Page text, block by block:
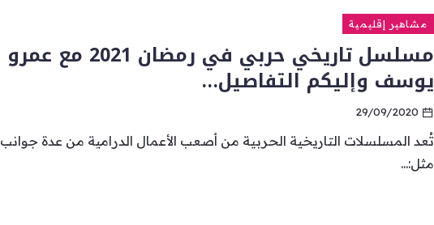
مشاهير إقليمية
مسلسل تاريخي حربي في رمضان 2021 مع عمرو
يوسف وإليكم التفاصيل…
29/09/2020
تُعد المسلسلات التاريخية الحربية من أصعب الأعمال الدرامية من عدة جوانب
مثل:...